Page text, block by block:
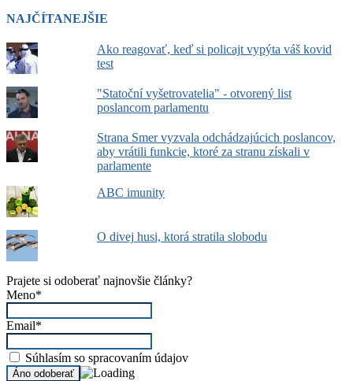
NAJČÍTANEJŠIE
Ako reagovať, keď si policajt vypýta váš kovid
test
"Statoční vyšetrovatelia" - otvorený list
poslancom parlamentu
Strana Smer vyzvala odchádzajúcich poslancov,
aby vrátili funkcie, ktoré za stranu získali v
parlamente
ABC imunity
O divej husi, ktorá stratila slobodu
Prajete si odoberať najnovšie články?
Meno*
Email*
Súhlasím so spracovaním údajov